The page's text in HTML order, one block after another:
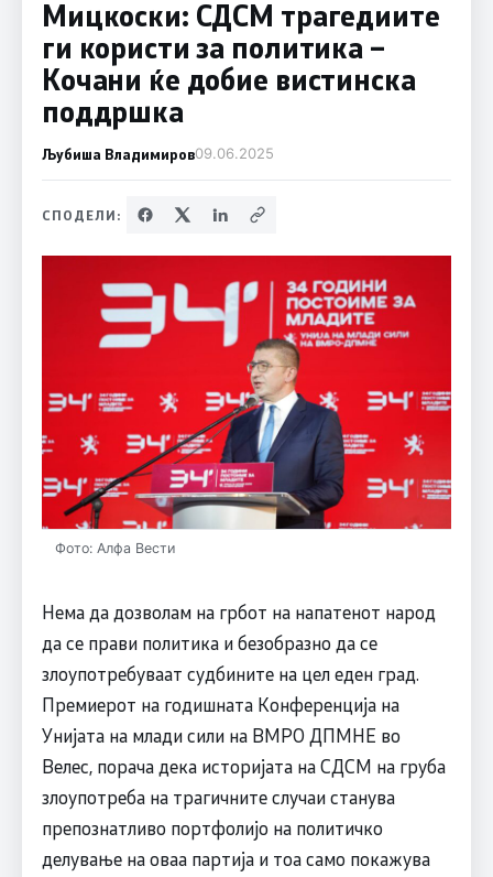
Mицкоски: СДСМ трагедиите
ги користи за политика –
Кочани ќе добие вистинска
поддршка
Љубиша Владимиров09.06.2025
СПОДЕЛИ:
Фото: Алфа Вести
Нема да дозволам на грбот на напатенот народ
да се прави политика и безобразно да се
злоупотребуваат судбините на цел еден град.
Премиерот на годишната Конференција на
Унијата на млади сили на ВМРО ДПМНЕ во
Велес, порача дека историјата на СДСМ на груба
злоупотреба на трагичните случаи станува
препознатливо портфолијо на политичко
делување на оваа партија и тоа само покажува